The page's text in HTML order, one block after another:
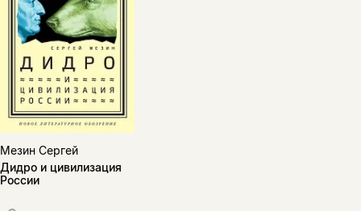
Мезин Сергей
Дидро и цивилизация
России